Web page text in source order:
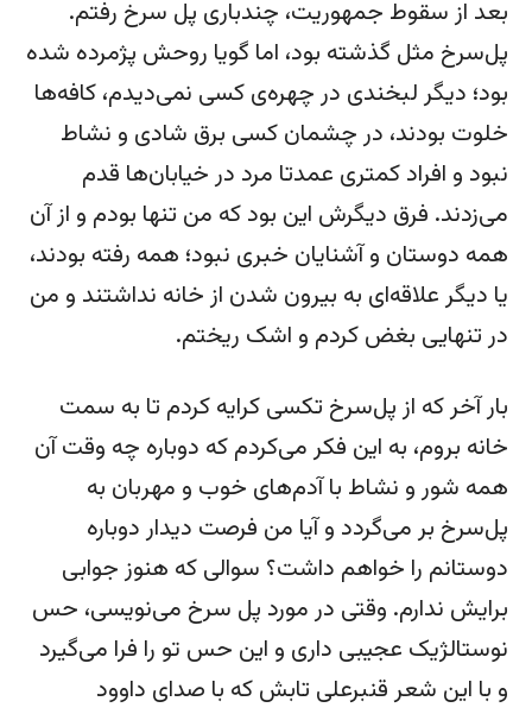
بعد از سقوط جمهوریت، چندباری پل سرخ رفتم.
پل‌سرخ مثل گذشته بود، اما گویا روحش پژمرده شده
بود؛ دیگر لبخندی در چهره‌ی کسی نمی‌دیدم، کافه‌ها
خلوت بودند، در چشمان کسی برق شادی و نشاط
نبود و افراد کمتری عمدتا مرد در خیابان‌ها قدم
می‌زدند. فرق دیگرش این بود که من تنها بودم و از آن
همه دوستان و آشنایان خبری نبود؛ همه رفته بودند،
یا دیگر علاقه‌ای به بیرون شدن از خانه نداشتند و من
در تنهایی بغض کردم و اشک ریختم.
بار آخر که از پل‌سرخ تکسی کرایه کردم تا به سمت
خانه بروم، به این فکر می‌کردم که دوباره چه وقت آن
همه شور و نشاط با آدم‌های خوب و مهربان به
پل‌سرخ بر می‌گردد و آیا من فرصت دیدار دوباره
دوستانم را خواهم داشت؟ سوالی که هنوز جوابی
برایش ندارم. وقتی در مورد پل سرخ می‌نویسی، حس
نوستالژیک عجیبی داری و این حس تو را فرا می‌گیرد
و با این شعر قنبرعلی تابش که با صدای داوود